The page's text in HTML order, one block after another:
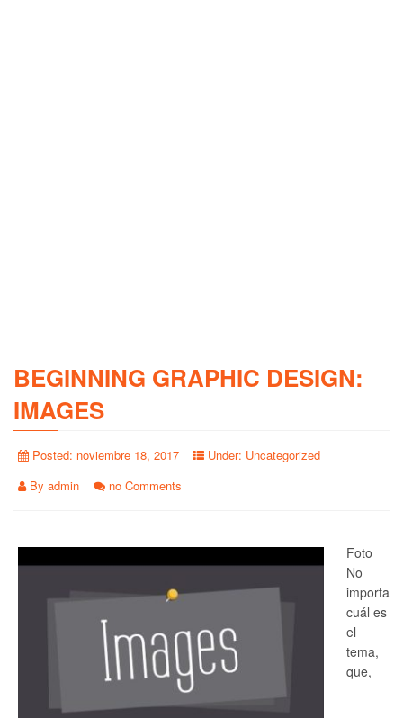
BEGINNING GRAPHIC DESIGN:
IMAGES
Posted: noviembre 18, 2017 Under: Uncategorized
By admin no Comments
Foto
No
importa
cuál es
el
tema,
que,